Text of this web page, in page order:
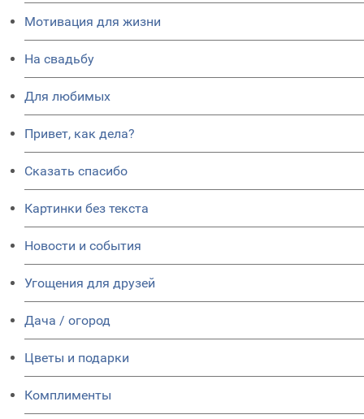
Мотивация для жизни
На свадьбу
Для любимых
Привет, как дела?
Сказать спасибо
Картинки без текста
Новости и события
Угощения для друзей
Дача / огород
Цветы и подарки
Комплименты